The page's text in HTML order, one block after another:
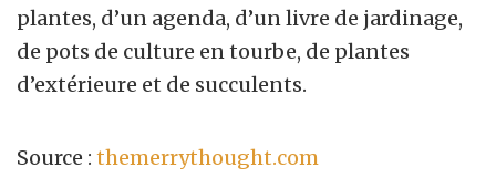
plantes, d’un agenda, d’un livre de jardinage,
de pots de culture en tourbe, de plantes
d’extérieure et de succulents.
Source : themerrythought.com